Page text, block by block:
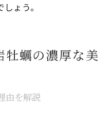
ょう。
牡蠣の濃厚な美
由を解説